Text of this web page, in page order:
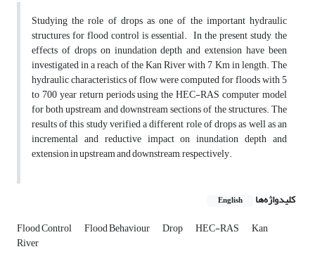
Studying the role of drops as one of the important hydraulic
structures for flood control is essential. In the present study, the
effects of drops on inundation depth and extension have been
investigated in a reach of the Kan River with 7 Km in length. The
hydraulic characteristics of flow were computed for floods with 5
to 700 year return periods using the HEC-RAS computer model
for both upstream and downstream sections of the structures. The
results of this study verified a different role of drops as well as an
incremental and reductive impact on inundation depth and
extension in upstream and downstream, respectively.
کلیدواژه‌ها English
Flood Control Flood Behaviour Drop HEC-RAS Kan
River